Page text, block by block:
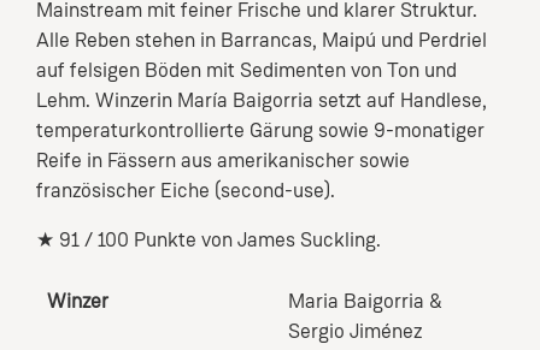
Mainstream mit feiner Frische und klarer Struktur.
Alle Reben stehen in Barrancas, Maipú und Perdriel
auf felsigen Böden mit Sedimenten von Ton und
Lehm. Winzerin María Baigorria setzt auf Handlese,
temperaturkontrollierte Gärung sowie 9-monatiger
Reife in Fässern aus amerikanischer sowie
französischer Eiche (second-use).
★ 91 / 100 Punkte von James Suckling.
Winzer
Maria Baigorria &
Sergio Jiménez